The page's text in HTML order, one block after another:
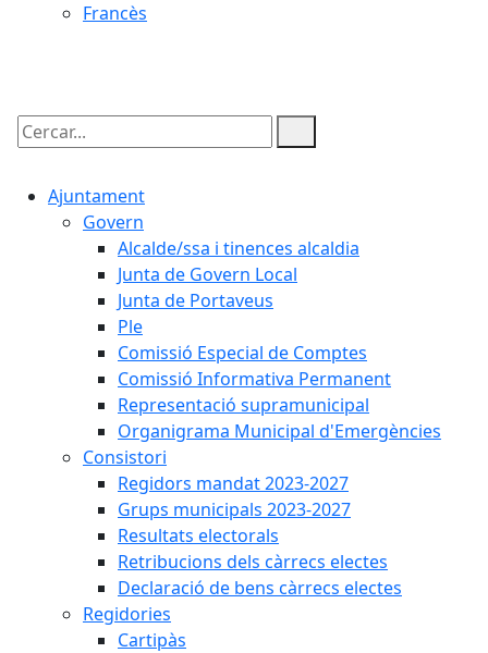
Francès
Cercar:
Ajuntament
Govern
Alcalde/ssa i tinences alcaldia
Junta de Govern Local
Junta de Portaveus
Ple
Comissió Especial de Comptes
Comissió Informativa Permanent
Representació supramunicipal
Organigrama Municipal d'Emergències
Consistori
Regidors mandat 2023-2027
Grups municipals 2023-2027
Resultats electorals
Retribucions dels càrrecs electes
Declaració de bens càrrecs electes
Regidories
Cartipàs